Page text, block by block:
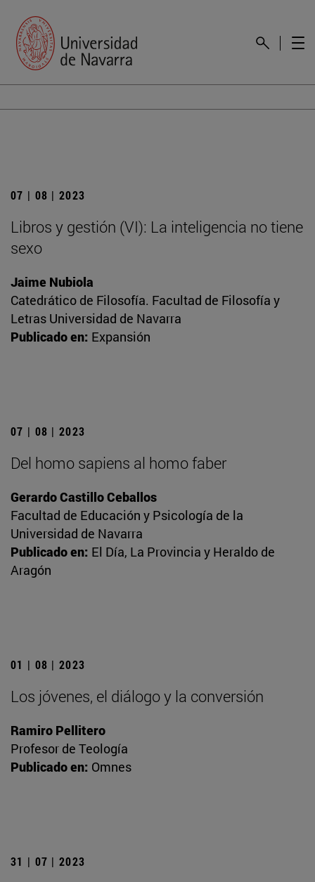
07 | 08 | 2023
Libros y gestión (VI): La inteligencia no tiene
sexo
Jaime Nubiola
Catedrático de Filosofía. Facultad de Filosofía y
Letras Universidad de Navarra
Publicado en: Expansión
07 | 08 | 2023
Del homo sapiens al homo faber
Gerardo Castillo Ceballos
Facultad de Educación y Psicología de la
Universidad de Navarra
Publicado en: El Día, La Provincia y Heraldo de
Aragón
01 | 08 | 2023
Los jóvenes, el diálogo y la conversión
Ramiro Pellitero
Profesor de Teología
Publicado en: Omnes
31 | 07 | 2023